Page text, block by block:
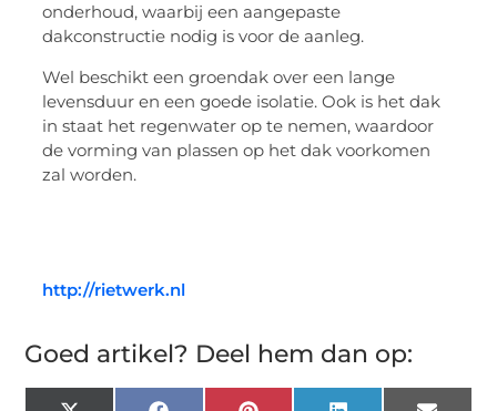
onderhoud, waarbij een aangepaste
dakconstructie nodig is voor de aanleg.
Wel beschikt een groendak over een lange
levensduur en een goede isolatie. Ook is het dak
in staat het regenwater op te nemen, waardoor
de vorming van plassen op het dak voorkomen
zal worden.
http://rietwerk.nl
Goed artikel? Deel hem dan op: